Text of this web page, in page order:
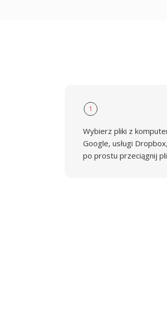
1
Wybierz pliki z
Google, usługi
po prostu przeciągnij